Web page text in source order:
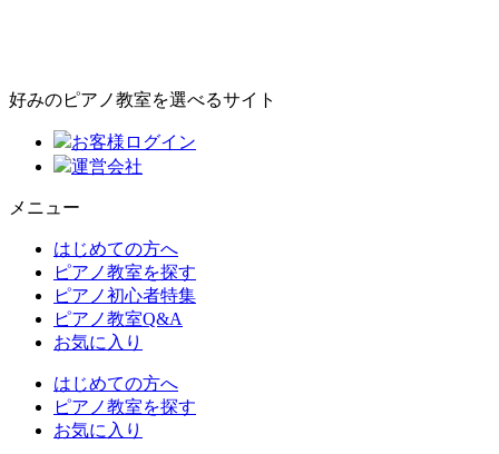
好みのピアノ教室を選べるサイト
お客様ログイン
運営会社
メニュー
はじめての方へ
ピアノ教室を探す
ピアノ初心者特集
ピアノ教室Q&A
お気に入り
はじめての方へ
ピアノ教室を探す
お気に入り